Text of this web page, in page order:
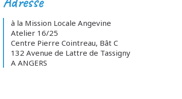
à la Mission Locale Angevine
Atelier 16/25
Centre Pierre Cointreau, Bât C
132 Avenue de Lattre de Tassigny
A ANGERS